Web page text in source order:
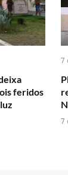
feridos
7
7